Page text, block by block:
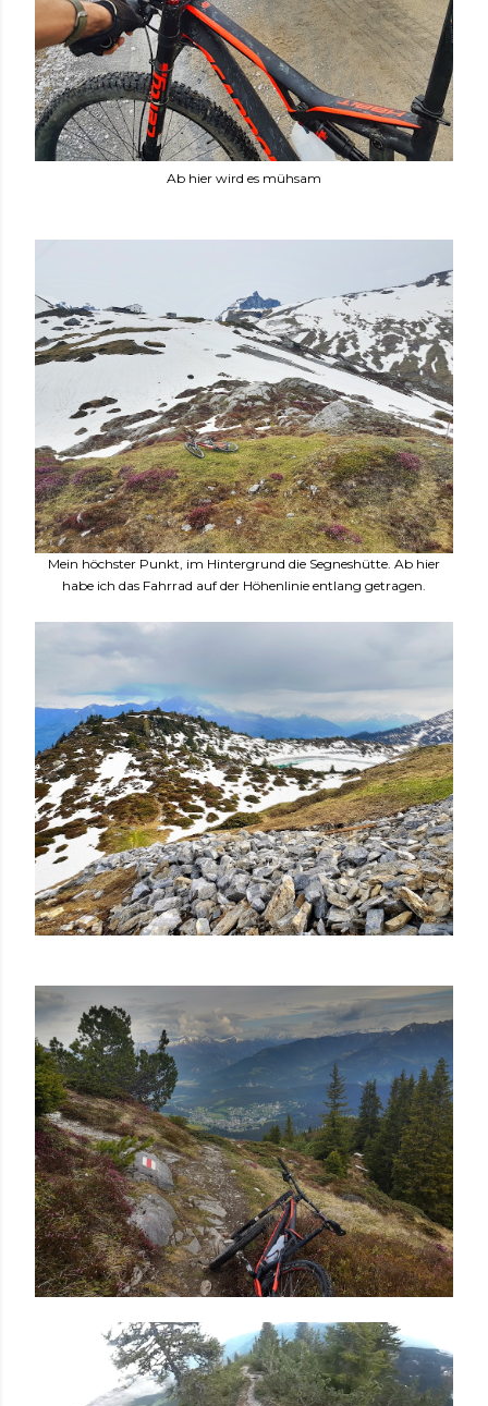
Ab hier wird es mühsam
Mein höchster Punkt, im Hintergrund die Segneshütte. Ab hier
habe ich das Fahrrad auf der Höhenlinie entlang getragen.